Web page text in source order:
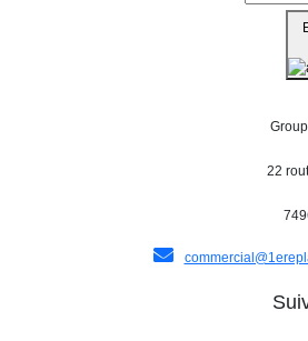
22